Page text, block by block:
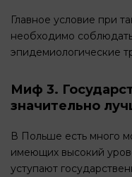
Главное условие при
необходимо
эпидемиологические
Миф 3.
значительно
В Польше есть много
имеющих высокий
уступают